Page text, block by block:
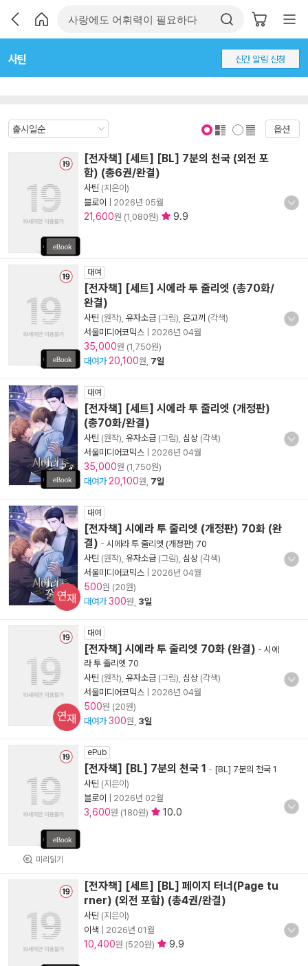
사틴 신간 알림 신청
옵션
[전자책] [세트] [BL] 7분의 천국 (외전 포
함) (총6권/완결)
사틴 (지은이)
블로이
2026년 05월
21,600원 (1,080원) 9.9
대여
[전자책] [세트] 시에라 투 줄리엣 (총70화/
완결)
사틴 (원작), 유자소금 (그림), 은고끼 (각색)
서울미디어코믹스
2026년 04월
35,000원 (1,750원)
대여가 20,100원, 7일
대여
[전자책] [세트] 시에라 투 줄리엣 (개정판)
(총70화/완결)
사틴 (원작), 유자소금 (그림), 심상 (각색)
서울미디어코믹스
2026년 04월
35,000원 (1,750원)
대여가 20,100원, 7일
대여
[전자책] 시에라 투 줄리엣 (개정판) 70화 (완
결) - 시에라 투 줄리엣 (개정판) 70
사틴 (원작), 유자소금 (그림), 심상 (각색)
서울미디어코믹스
2026년 04월
500원 (20원)
대여가 300원, 3일
대여
[전자책] 시에라 투 줄리엣 70화 (완결) - 시에
라 투 줄리엣 70
사틴 (원작), 유자소금 (그림), 심상 (각색)
서울미디어코믹스
2026년 04월
500원 (20원)
대여가 300원, 3일
미리읽기
ePub
[전자책] [BL] 7분의 천국 1 - [BL] 7분의 천국 1
사틴 (지은이)
블로이
2026년 02월
3,600원 (180원) 10.0
[전자책] [세트] [BL] 페이지 터너(Page tu
rner) (외전 포함) (총4권/완결)
사틴 (지은이)
이색
2026년 01월
10,400원 (520원) 9.9